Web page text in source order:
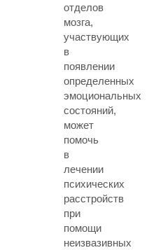
отделов
мозга,
участвующих
в
появлении
определенных
эмоциональных
состояний,
может
помочь
в
лечении
психических
расстройств
при
помощи
неизвазивных